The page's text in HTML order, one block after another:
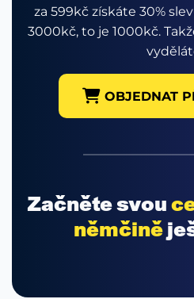
za 599kč získáte 30%
3000kč, to je 1000kč.
OBJEDNAT
Začněte svou
němčině